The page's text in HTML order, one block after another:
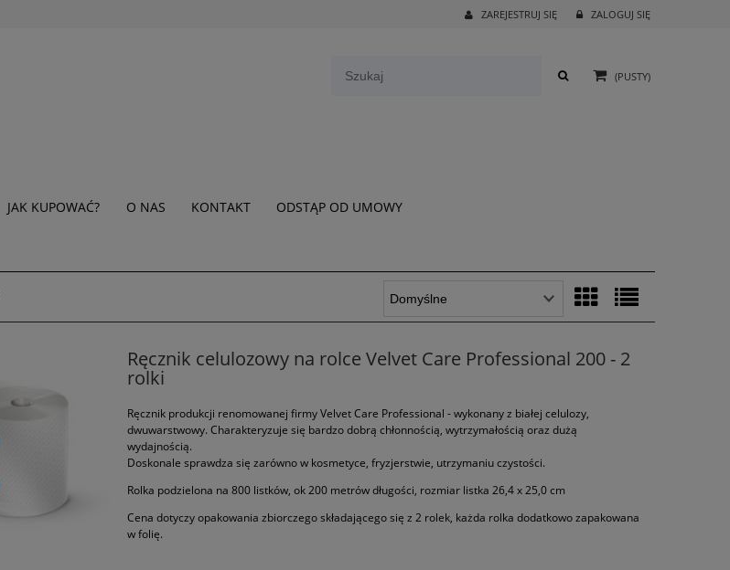
ZAREJESTRUJ SIĘ ZALOGUJ SIĘ
(PUSTY)
JAK KUPOWAĆ? O NAS KONTAKT ODSTĄP OD UMOWY
Ręcznik celulozowy na rolce Velvet Care Professional 200 - 2
rolki
Ręcznik produkcji renomowanej firmy Velvet Care Professional - wykonany z białej celulozy,
dwuwarstwowy. Charakteryzuje się bardzo dobrą chłonnością, wytrzymałością oraz dużą
wydajnością.
Doskonale sprawdza się zarówno w kosmetyce, fryzjerstwie, utrzymaniu czystości.
Rolka podzielona na 800 listków, ok 200 metrów długości, rozmiar listka 26,4 x 25,0 cm
Cena dotyczy opakowania zbiorczego składającego się z 2 rolek, każda rolka dodatkowo zapakowana
w folię.